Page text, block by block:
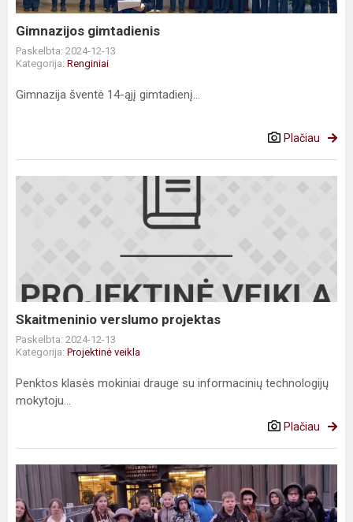
Gimnazijos gimtadienis
Paskelbta: 2024-12-13
Kategorija: Renginiai
Gimnazija šventė 14-ąjį gimtadienį...
Plačiau
Skaitmeninio
Skaitmeninio verslumo projektas
Paskelbta: 2024-12-13
Kategorija: Projektinė veikla
Penktos klasės mokiniai drauge su informacinių technologijų
mokytoju...
Plačiau
Išvyka
Druskininkų